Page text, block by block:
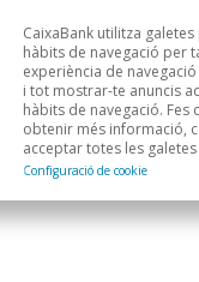
Anàlisi sectorial
CaixaBank utilitza
hàbits de navegació per
experiència de
i tot mostrar-te anuncis
hàbits de navegació. Fes
obtenir més informació,
acceptar totes les galetes
Configuració de cookie